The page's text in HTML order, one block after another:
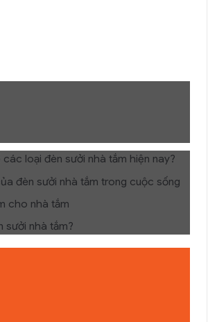
các loại đèn sưởi nhà tắm hiện nay?
đèn sưởi nhà tắm trong cuộc sống
cho nhà tắm
sưởi nhà tắm?